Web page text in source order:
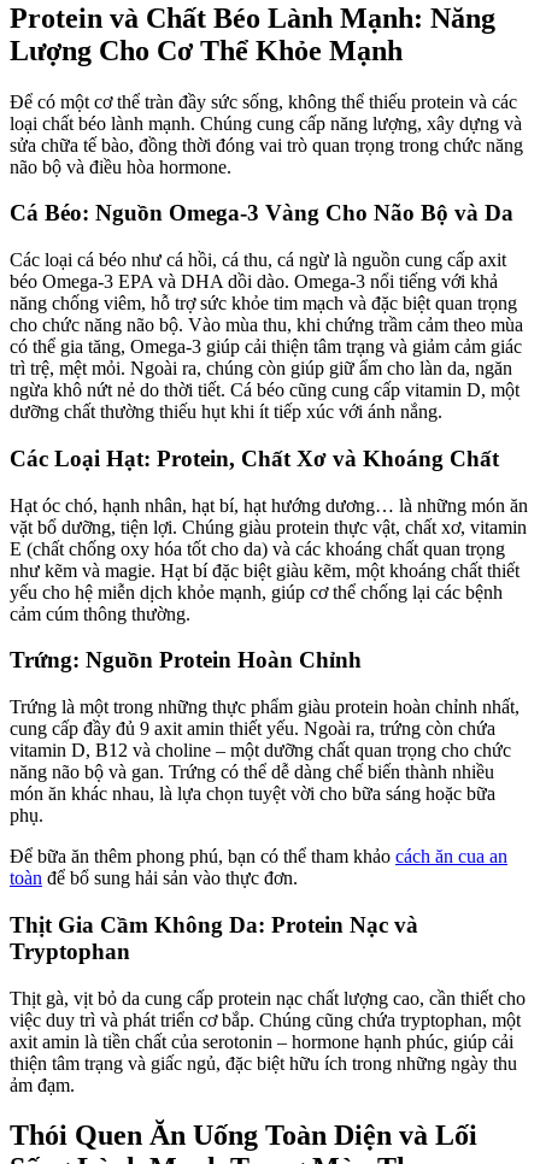
Protein và Chất Béo Lành Mạnh: Năng
Lượng Cho Cơ Thể Khỏe Mạnh
Để có một cơ thể tràn đầy sức sống, không thể thiếu protein và các
loại chất béo lành mạnh. Chúng cung cấp năng lượng, xây dựng và
sửa chữa tế bào, đồng thời đóng vai trò quan trọng trong chức năng
não bộ và điều hòa hormone.
Cá Béo: Nguồn Omega-3 Vàng Cho Não Bộ và Da
Các loại cá béo như cá hồi, cá thu, cá ngừ là nguồn cung cấp axit
béo Omega-3 EPA và DHA dồi dào. Omega-3 nổi tiếng với khả
năng chống viêm, hỗ trợ sức khỏe tim mạch và đặc biệt quan trọng
cho chức năng não bộ. Vào mùa thu, khi chứng trầm cảm theo mùa
có thể gia tăng, Omega-3 giúp cải thiện tâm trạng và giảm cảm giác
trì trệ, mệt mỏi. Ngoài ra, chúng còn giúp giữ ẩm cho làn da, ngăn
ngừa khô nứt nẻ do thời tiết. Cá béo cũng cung cấp vitamin D, một
dưỡng chất thường thiếu hụt khi ít tiếp xúc với ánh nắng.
Các Loại Hạt: Protein, Chất Xơ và Khoáng Chất
Hạt óc chó, hạnh nhân, hạt bí, hạt hướng dương… là những món ăn
vặt bổ dưỡng, tiện lợi. Chúng giàu protein thực vật, chất xơ, vitamin
E (chất chống oxy hóa tốt cho da) và các khoáng chất quan trọng
như kẽm và magie. Hạt bí đặc biệt giàu kẽm, một khoáng chất thiết
yếu cho hệ miễn dịch khỏe mạnh, giúp cơ thể chống lại các bệnh
cảm cúm thông thường.
Trứng: Nguồn Protein Hoàn Chỉnh
Trứng là một trong những thực phẩm giàu protein hoàn chỉnh nhất,
cung cấp đầy đủ 9 axit amin thiết yếu. Ngoài ra, trứng còn chứa
vitamin D, B12 và choline – một dưỡng chất quan trọng cho chức
năng não bộ và gan. Trứng có thể dễ dàng chế biến thành nhiều
món ăn khác nhau, là lựa chọn tuyệt vời cho bữa sáng hoặc bữa
phụ.
Để bữa ăn thêm phong phú, bạn có thể tham khảo cách ăn cua an
toàn để bổ sung hải sản vào thực đơn.
Thịt Gia Cầm Không Da: Protein Nạc và
Tryptophan
Thịt gà, vịt bỏ da cung cấp protein nạc chất lượng cao, cần thiết cho
việc duy trì và phát triển cơ bắp. Chúng cũng chứa tryptophan, một
axit amin là tiền chất của serotonin – hormone hạnh phúc, giúp cải
thiện tâm trạng và giấc ngủ, đặc biệt hữu ích trong những ngày thu
ảm đạm.
Thói Quen Ăn Uống Toàn Diện và Lối